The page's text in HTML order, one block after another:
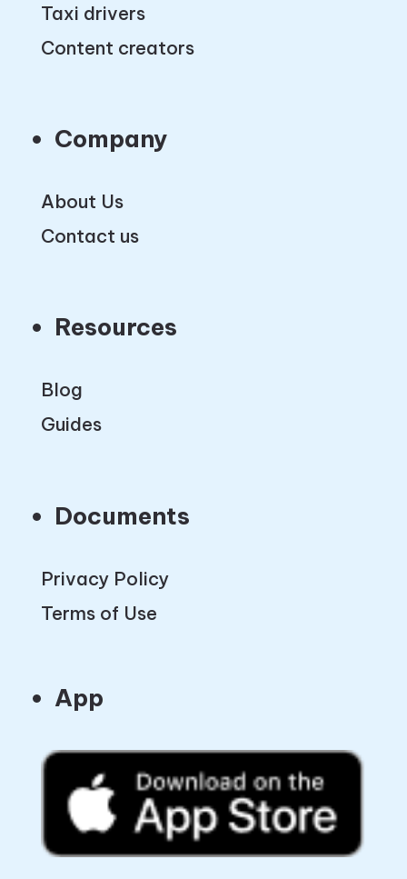
Taxi drivers
Content creators
Company
About Us
Contact us
Resources
Blog
Guides
Documents
Privacy Policy
Terms of Use
App